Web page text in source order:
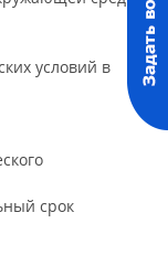
условий в
срок